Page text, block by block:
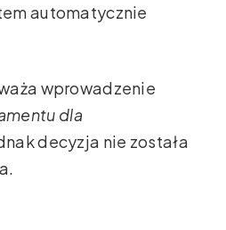
automatycznie
wprowadzenie
dla
decyzja nie została